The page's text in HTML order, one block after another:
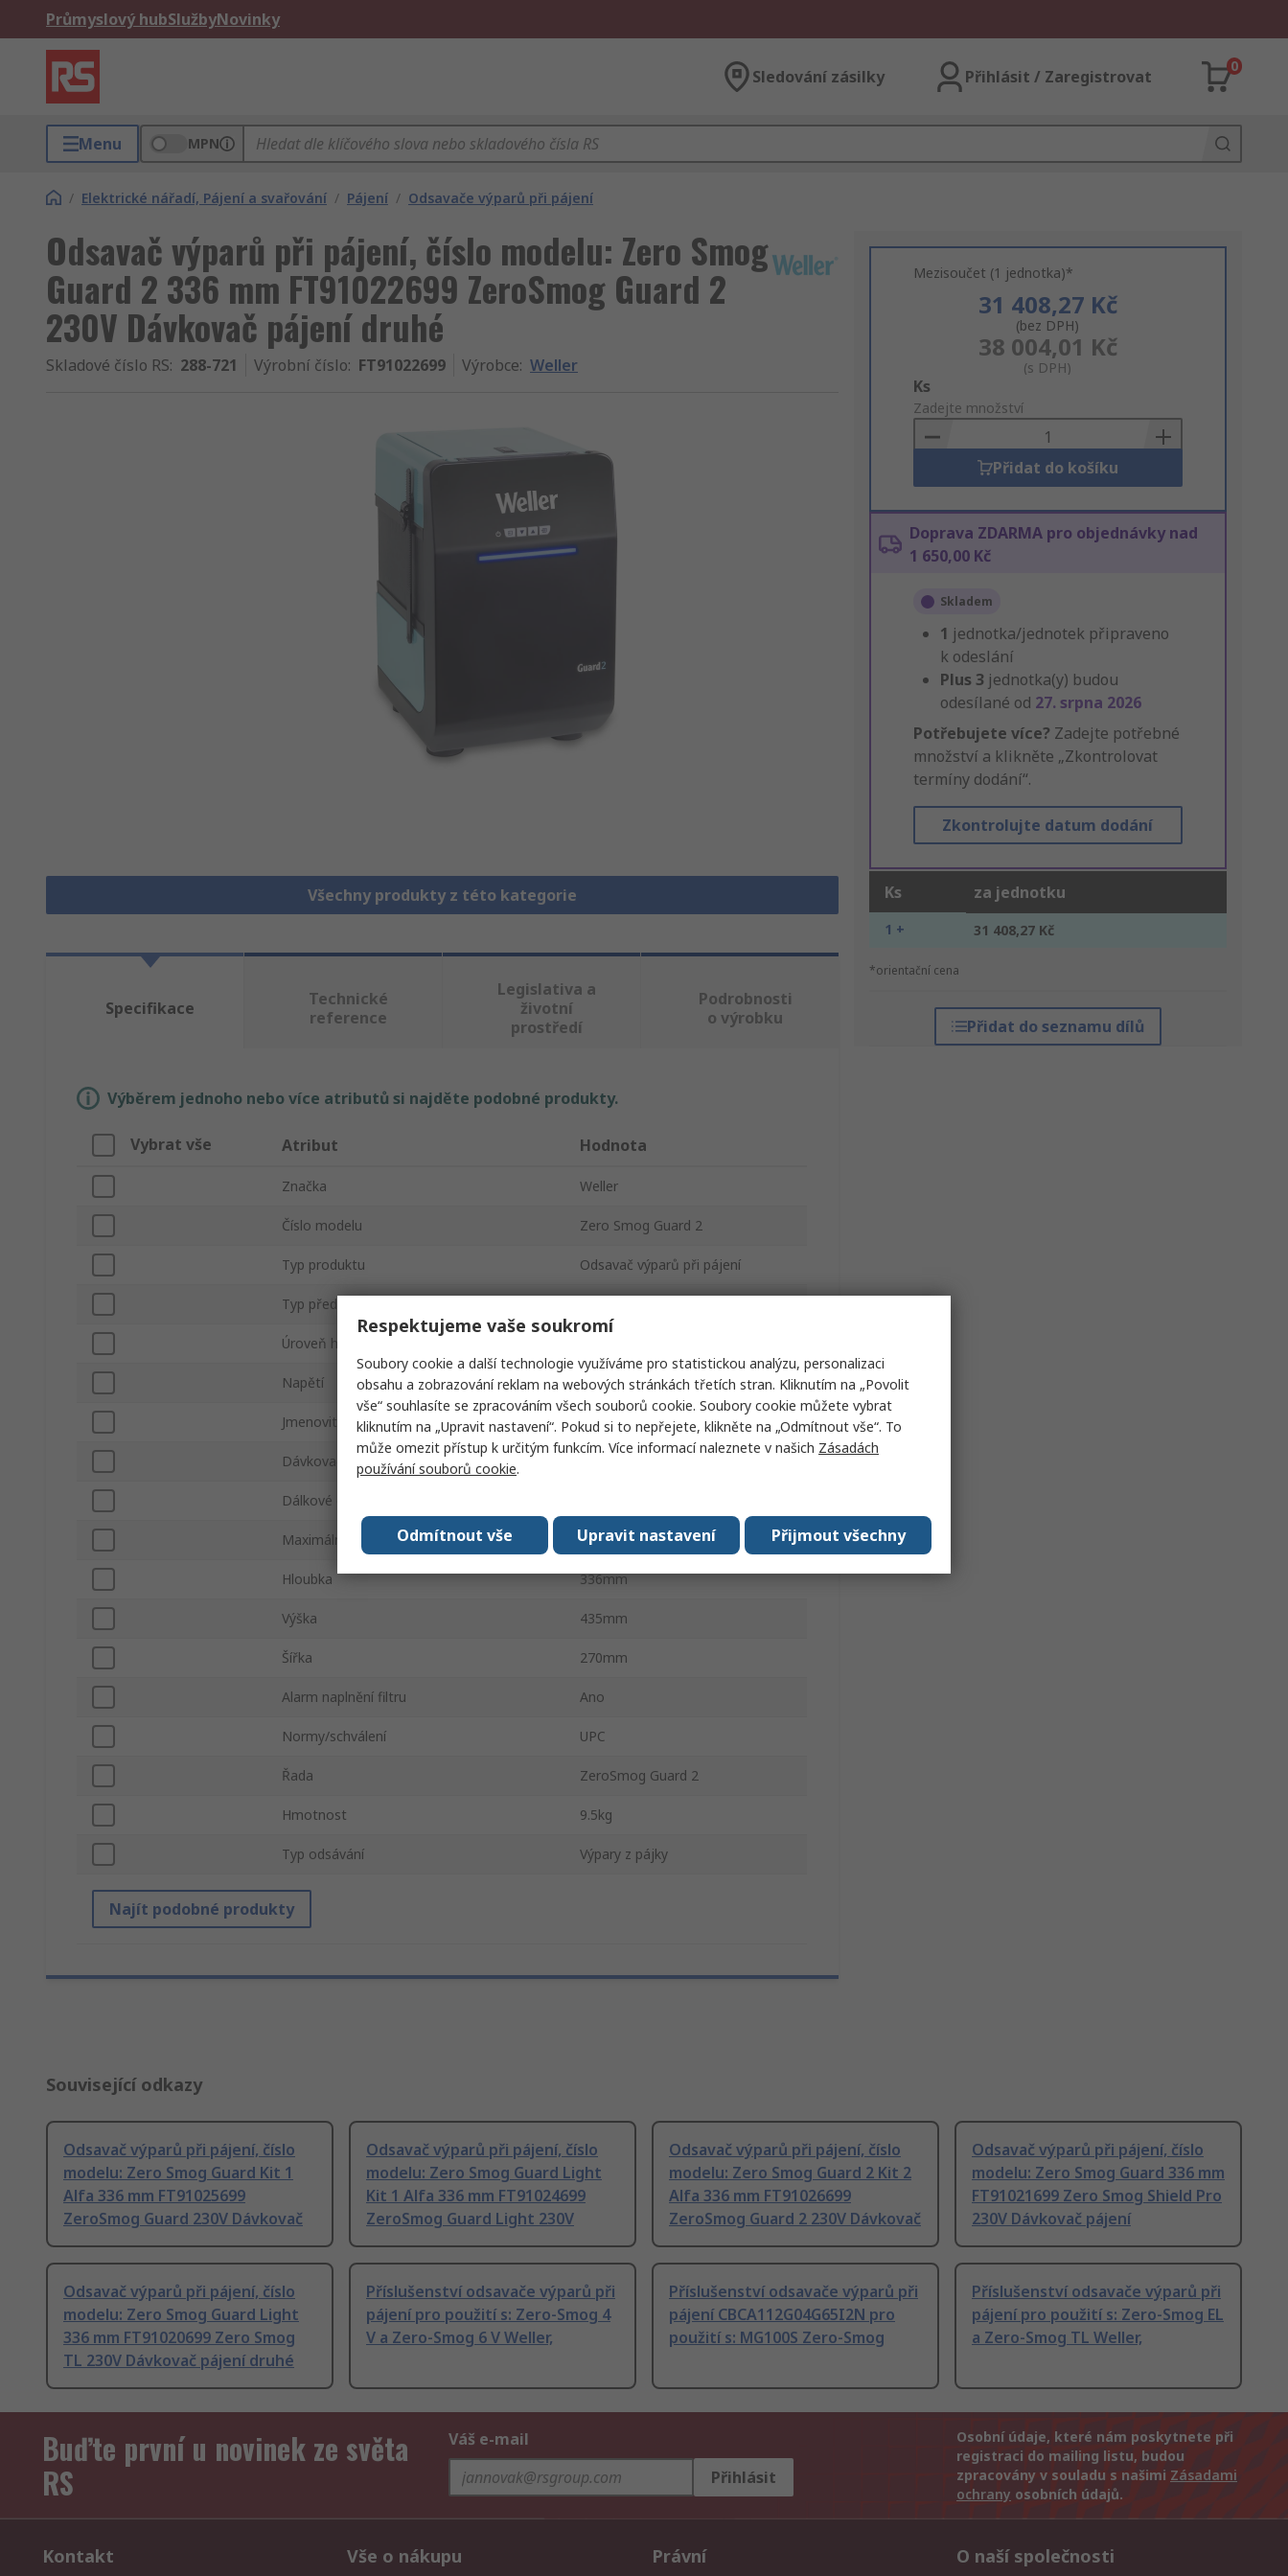
Průmyslový hubSlužbyNovinky
Sledování zásilky Přihlásit / Zaregistrovat
0
Menu MPN
/ Elektrické nářadí, Pájení a svařování / Pájení / Odsavače výparů při pájení
Odsavač výparů při pájení, číslo modelu: Zero Smog
Guard 2 336 mm FT91022699 ZeroSmog Guard 2
230V Dávkovač pájení druhé
Skladové číslo RS: 288-721 Výrobní číslo: FT91022699 Výrobce: Weller
Všechny produkty z této kategorie
Mezisoučet (1 jednotka)*
31 408,27 Kč
(bez DPH)
38 004,01 Kč
(s DPH)
Add
to
Basket
Ks
Zadejte množství
Přidat do košíku
Doprava ZDARMA pro objednávky nad
1 650,00 Kč
Skladem
1 jednotka/jednotek připraveno
k odeslání
Plus 3 jednotka(y) budou
odesílané od 27. srpna 2026
Potřebujete více? Zadejte potřebné
množství a klikněte „Zkontrolovat
termíny dodání“.
Zkontrolujte datum dodání
Ks za jednotku
1 + 31 408,27 Kč
*orientační cena
Přidat do seznamu dílů
Specifikace
Technické
reference
Legislativa a
životní
prostředí
Podrobnosti
o výrobku
Výběrem jednoho nebo více atributů si najděte podobné produkty.
Vybrat vše Atribut Hodnota
Značka Weller
Číslo modelu Zero Smog Guard 2
Typ produktu Odsavač výparů při pájení
Typ předfiltru
Úroveň hluku
Napětí 230V
Jmenovitý výkon 142W
Dávkovač pájení druhé cívky ESD
Dálkové ovládání
Maximální průtok vzduchu 200m³/h
Hloubka 336mm
Výška 435mm
Šířka 270mm
Alarm naplnění filtru Ano
Normy/schválení UPC
Řada ZeroSmog Guard 2
Hmotnost 9.5kg
Typ odsávání Výpary z pájky
Najít podobné produkty
Související odkazy
Odsavač výparů při pájení, číslo
modelu: Zero Smog Guard Kit 1
Alfa 336 mm FT91025699
ZeroSmog Guard 230V Dávkovač
Odsavač výparů při pájení, číslo
modelu: Zero Smog Guard Light
Kit 1 Alfa 336 mm FT91024699
ZeroSmog Guard Light 230V
Odsavač výparů při pájení, číslo
modelu: Zero Smog Guard 2 Kit 2
Alfa 336 mm FT91026699
ZeroSmog Guard 2 230V Dávkovač
Odsavač výparů při pájení, číslo
modelu: Zero Smog Guard 336 mm
FT91021699 Zero Smog Shield Pro
230V Dávkovač pájení
Odsavač výparů při pájení, číslo
modelu: Zero Smog Guard Light
336 mm FT91020699 Zero Smog
TL 230V Dávkovač pájení druhé
Příslušenství odsavače výparů při
pájení pro použití s: Zero-Smog 4
V a Zero-Smog 6 V Weller,
Příslušenství odsavače výparů při
pájení CBCA112G04G65I2N pro
použití s: MG100S Zero-Smog
Příslušenství odsavače výparů při
pájení pro použití s: Zero-Smog EL
a Zero-Smog TL Weller,
Buďte první u novinek ze světa
RS
Váš e-mail
Přihlásit
Osobní údaje, které nám poskytnete při
registraci do mailing listu, budou
zpracovány v souladu s našimi Zásadami
ochrany osobních údajů.
Kontakt Vše o nákupu Právní O naší společnosti
Respektujeme vaše soukromí
Soubory cookie a další technologie využíváme pro statistickou analýzu, personalizaci
obsahu a zobrazování reklam na webových stránkách třetích stran. Kliknutím na „Povolit
vše“ souhlasíte se zpracováním všech souborů cookie. Soubory cookie můžete vybrat
kliknutím na „Upravit nastavení“. Pokud si to nepřejete, klikněte na „Odmítnout vše“. To
může omezit přístup k určitým funkcím. Více informací naleznete v našich Zásadách
používání souborů cookie.
Přijmout všechny
Upravit nastavení
Odmítnout vše